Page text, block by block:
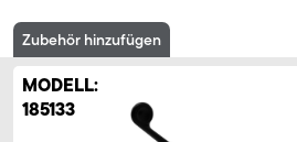
Zubehör hinzufügen
MODELL:
185133